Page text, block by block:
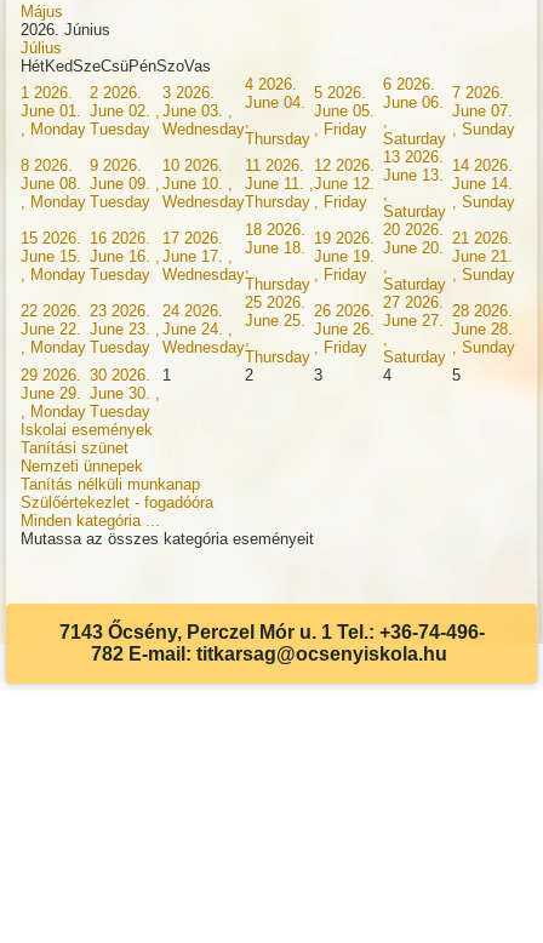
Május
2026. Június
Július
HétKedSzeCsüPénSzoVas
1 2026.
June 01.
, Monday
2 2026.
June 02. ,
Tuesday
3 2026.
June 03. ,
Wednesday
4 2026.
June 04.
Thursday
5 2026.
June 05.
, Friday
6 2026.
June 06.
Saturday
7 2026.
June 07.
, Sunday
8 2026.
June 08.
, Monday
9 2026.
June 09. ,
Tuesday
10 2026.
June 10. ,
Wednesday
11 2026.
June 11. ,
Thursday
12 2026.
June 12.
, Friday
13 2026.
June 13.
Saturday
14 2026.
June 14.
, Sunday
15 2026.
June 15.
, Monday
16 2026.
June 16. ,
Tuesday
17 2026.
June 17. ,
Wednesday
18 2026.
June 18.
Thursday
19 2026.
June 19.
, Friday
20 2026.
June 20.
Saturday
21 2026.
June 21.
, Sunday
22 2026.
June 22.
, Monday
23 2026.
June 23. ,
Tuesday
24 2026.
June 24. ,
Wednesday
25 2026.
June 25.
Thursday
26 2026.
June 26.
, Friday
27 2026.
June 27.
Saturday
28 2026.
June 28.
, Sunday
29 2026.
June 29.
, Monday
30 2026.
June 30. ,
Tuesday
1 2 3 4 5
Iskolai események
Tanítási szünet
Nemzeti ünnepek
Tanítás nélküli munkanap
Szülőértekezlet - fogadóóra
Minden kategória ...
Mutassa az összes kategória eseményeit
7143 Őcsény, Perczel Mór u. 1 Tel.: +36-74-496-
782 E-mail: titkarsag@ocsenyiskola.hu